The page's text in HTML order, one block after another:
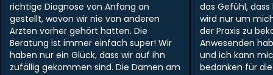
richtige Diagnose von Anfang an
gestellt, wovon wir nie von anderen
Ärzten vorher gehört hatten. Die
Beratung ist immer einfach super! Wir
haben nur ein Glück, dass wir auf ihn
zufällig gekommen sind. Die Damen am
das Gefühl,
wird nur um
der Praxis zu
Anwesenden
und ich kann
bedanken für